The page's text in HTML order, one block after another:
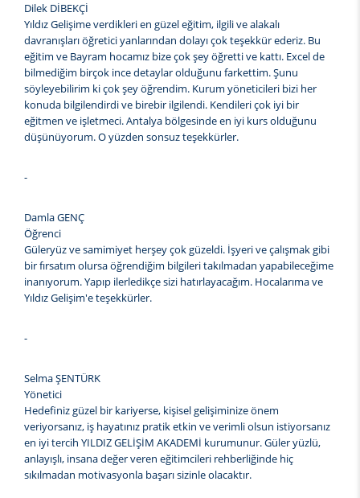
Dilek DİBEKÇİ
Yıldız Gelişime verdikleri en güzel eğitim, ilgili ve alakalı
davranışları öğretici yanlarından dolayı çok teşekkür ederiz. Bu
eğitim ve Bayram hocamız bize çok şey öğretti ve kattı. Excel de
bilmediğim birçok ince detaylar olduğunu farkettim. Şunu
söyleyebilirim ki çok şey öğrendim. Kurum yöneticileri bizi her
konuda bilgilendirdi ve birebir ilgilendi. Kendileri çok iyi bir
eğitmen ve işletmeci. Antalya bölgesinde en iyi kurs olduğunu
düşünüyorum. O yüzden sonsuz teşekkürler.
-
Damla GENÇ
Öğrenci
Güleryüz ve samimiyet herşey çok güzeldi. İşyeri ve çalışmak gibi
bir fırsatım olursa öğrendiğim bilgileri takılmadan yapabileceğime
inanıyorum. Yapıp ilerledikçe sizi hatırlayacağım. Hocalarıma ve
Yıldız Gelişim'e teşekkürler.
-
Selma ŞENTÜRK
Yönetici
Hedefiniz güzel bir kariyerse, kişisel gelişiminize önem
veriyorsanız, iş hayatınız pratik etkin ve verimli olsun istiyorsanız
en iyi tercih YILDIZ GELİŞİM AKADEMİ kurumunur. Güler yüzlü,
anlayışlı, insana değer veren eğitimcileri rehberliğinde hiç
sıkılmadan motivasyonla başarı sizinle olacaktır.